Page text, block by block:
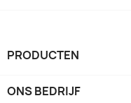
PRODUCTEN
ONS BEDRIJF